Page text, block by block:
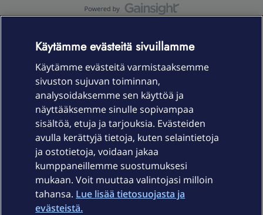
Laitteet & liittymät
Palvelut
Ajankohtaista
Käytämme evästeitä sivuillamme
Käytämme evästeitä varmistaaksemme
sivuston sujuvan toiminnan,
analysoidaksemme sen käyttöä ja
näyttääksemme sinulle sopivampaa
sisältöä, etuja ja tarjouksia. Evästeiden
avulla kerättyjä tietoja, kuten selaintietoja
ja ostotietoja, voidaan jakaa
kumppaneillemme suostumuksesi
mukaan. Voit muuttaa valintojasi milloin
tahansa. Lue lisää tietosuojasta ja
evästeistä.